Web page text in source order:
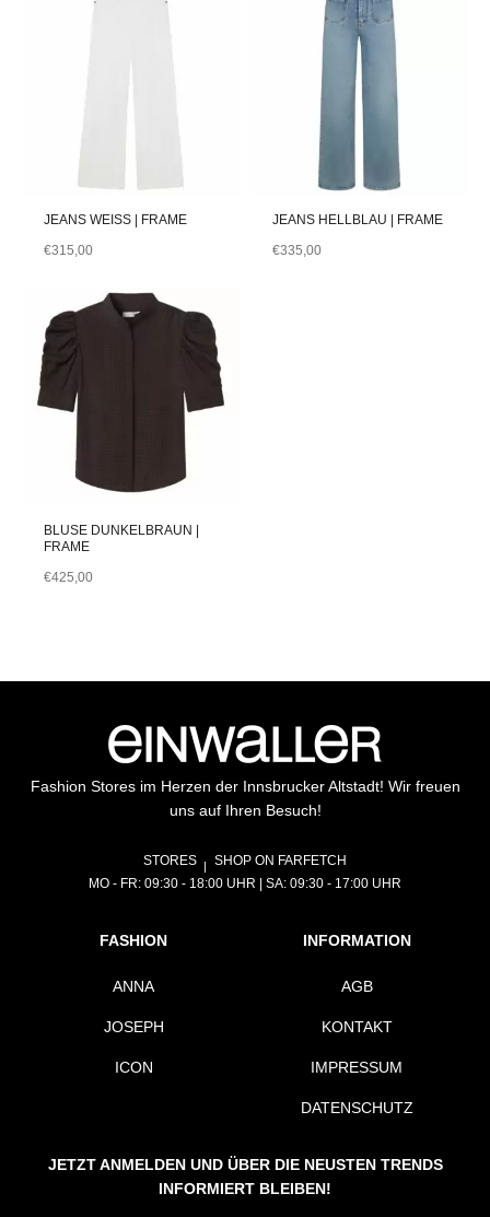
JEANS WEISS | FRAME
€315,00
JEANS HELLBLAU | FRAME
€335,00
BLUSE DUNKELBRAUN |
FRAME
€425,00
Fashion Stores im Herzen der Innsbrucker Altstadt! Wir freuen
uns auf Ihren Besuch!
STORES
SHOP ON FARFETCH
MO - FR: 09:30 - 18:00 UHR | SA: 09:30 - 17:00 UHR
FASHION
ANNA
JOSEPH
ICON
INFORMATION
AGB
KONTAKT
IMPRESSUM
DATENSCHUTZ
JETZT ANMELDEN UND ÜBER DIE NEUSTEN TRENDS
INFORMIERT BLEIBEN!